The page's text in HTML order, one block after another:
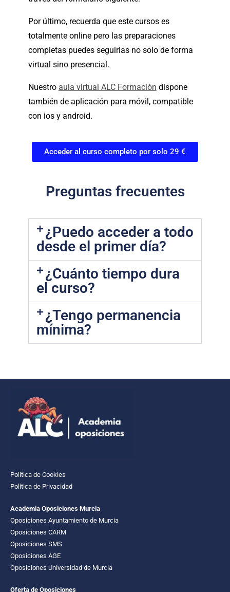
Por último, recuerda que este cursos es
totalmente online pero las preparaciones
completas puedes seguirlas no solo de forma
virtual sino presencial.
Nuestro aula virtual ALC Formación dispone
también de aplicación para móvil, compatible
con ios y android.
Acceder al curso completo por solo 29 €
Preguntas frecuentes
¿Puedo acceder a todo
desde el primer día?
¿Cuánto tiempo dura
el curso?
¿Tengo permanencia
mínima?
Política de Cookies
Política de Privacidad
Academia Oposiciones Murcia
Oposiciones Ayuntamiento de Murcia
Oposiciones CARM
Oposiciones SMS
Oposiciones AGE
Oposiciones Universidad de Murcia
Oferta de Oposiciones